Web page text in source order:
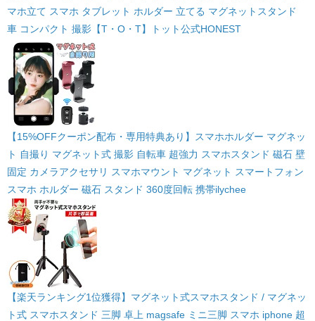
マホ立て スマホ タブレット ホルダー 立てる マグネットスタンド
車 コンパクト 撮影【T・O・T】トット公式HONEST
【15%OFFクーポン配布・専用特典あり】スマホホルダー マグネッ
ト 自撮り マグネット式 撮影 自転車 超強力 スマホスタンド 磁石 壁
固定 カメラアクセサリ スマホマウント マグネット スマートフォン
スマホ ホルダー 磁石 スタンド 360度回転 携帯ilychee
【楽天ランキング1位獲得】マグネット式スマホスタンド / マグネッ
ト式 スマホスタンド 三脚 卓上 magsafe ミニ三脚 スマホ iphone 超